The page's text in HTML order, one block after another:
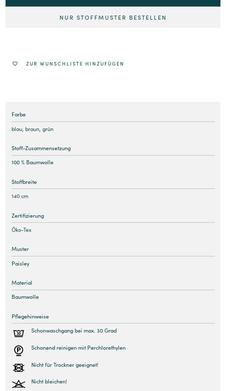
NUR STOFFMUSTER BESTELLEN
ZUR WUNSCHLISTE HINZUFÜGEN
Farbe
blau, braun, grün
Stoff-Zusammensetzung
100 % Baumwolle
Stoffbreite
140 cm
Zertifizierung
Öko-Tex
Muster
Paisley
Material
Baumwolle
Pflegehinweise
Schonwaschgang bei max. 30 Grad
Schonend reinigen mit Perchlorethylen
Nicht für Trockner geeignet!
Nicht bleichen!